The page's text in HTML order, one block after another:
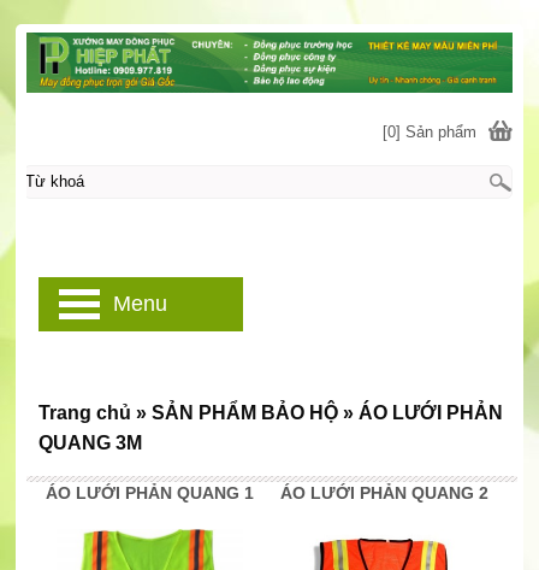
ÁO LƯỚI PHẢN QUANG 1 ÁO LƯỚI PHẢN QUANG 2
Trang chủ » SẢN PHẨM BẢO HỘ » ÁO LƯỚI PHẢN
QUANG 3M
[0] Sản phẩm
Menu